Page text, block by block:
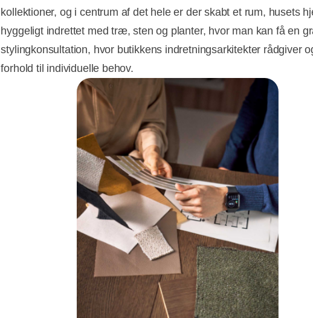
kollektioner, og i centrum af det hele er der skabt et rum, husets
hyggeligt indrettet med træ, sten og planter, hvor man kan få en
stylingkonsultation, hvor butikkens indretningsarkitekter rådgiver
forhold til individuelle behov.